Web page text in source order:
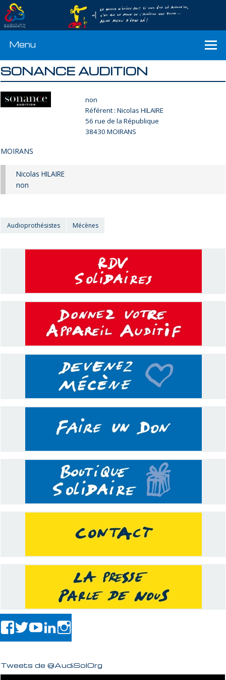
Menu
SONANCE AUDITION
non
Référent : Nicolas HILAIRE
56 rue de la République
38430 MOIRANS
MOIRANS
Nicolas HILAIRE
non
Audioprothésistes Mécènes
Tweets de @AudiSolOrg